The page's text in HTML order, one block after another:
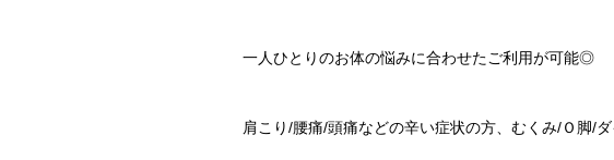
一人ひとりのお体の悩みに合わせたご利用が可能◎
肩こり/腰痛/頭痛などの辛い症状の方、むくみ/Ｏ脚/